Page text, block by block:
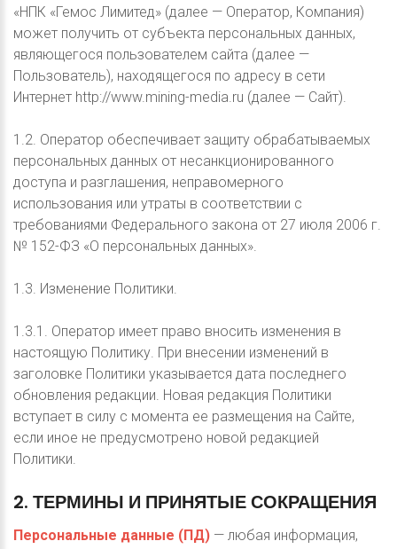
«НПК «Гемос Лимитед» (далее — Оператор, Компания)
может получить от субъекта персональных данных,
являющегося пользователем сайта (далее —
Пользователь), находящегося по адресу в сети
Интернет http://www.mining-media.ru (далее — Сайт).
1.2. Оператор обеспечивает защиту обрабатываемых
персональных данных от несанкционированного
доступа и разглашения, неправомерного
использования или утраты в соответствии с
требованиями Федерального закона от 27 июля 2006 г.
№ 152-ФЗ «О персональных данных».
1.3. Изменение Политики.
1.3.1. Оператор имеет право вносить изменения в
настоящую Политику. При внесении изменений в
заголовке Политики указывается дата последнего
обновления редакции. Новая редакция Политики
вступает в силу с момента ее размещения на Сайте,
если иное не предусмотрено новой редакцией
Политики.
2. ТЕРМИНЫ И ПРИНЯТЫЕСОКРАЩЕНИЯ
Персональные данные (ПД) — любая информация,